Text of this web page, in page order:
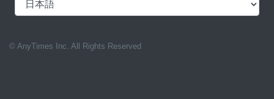
© AnyTimes Inc. All Rights Reserved